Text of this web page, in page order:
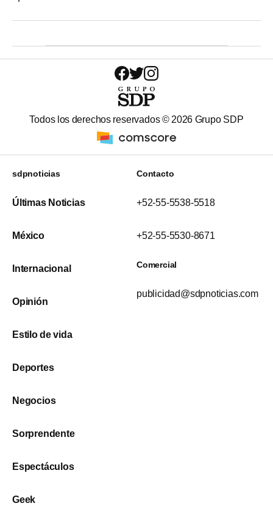
Todos los derechos reservados © 2026 Grupo SDP
sdpnoticias
Últimas Noticias
México
Internacional
Opinión
Estilo de vida
Deportes
Negocios
Sorprendente
Espectáculos
Geek
Contacto
+52-55-5538-5518
+52-55-5530-8671
Comercial
publicidad@sdpnoticias.com